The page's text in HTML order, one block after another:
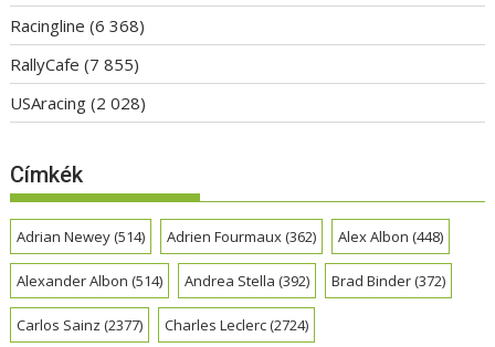
Racingline (6 368)
RallyCafe (7 855)
USAracing (2 028)
Címkék
Adrian Newey(514) Adrien Fourmaux(362) Alex Albon (448)
Alexander Albon (514) Andrea Stella (392) Brad Binder(372)
Carlos Sainz (2377) Charles Leclerc(2724)